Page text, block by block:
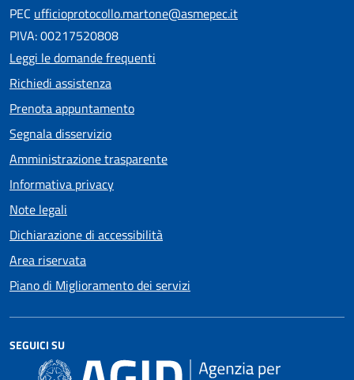
PEC ufficioprotocollo.martone@asmepec.it
PIVA: 00217520808
Leggi le domande frequenti
Richiedi assistenza
Prenota appuntamento
Segnala disservizio
Amministrazione trasparente
Informativa privacy
Note legali
Dichiarazione di accessibilità
Area riservata
Piano di Miglioramento dei servizi
SEGUICI SU